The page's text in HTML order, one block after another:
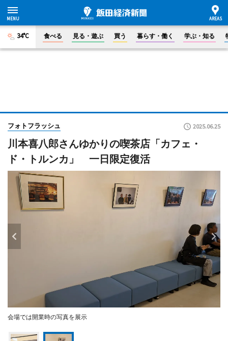
34°C 食べる 見る・遊ぶ 買う 暮らす・働く 学ぶ・知る
フォトフラッシュ 2025.06.25
川本喜八郎さんゆかりの喫茶店「カフェ・
ド・トルンカ」 一日限定復活
会場では開業時の写真を展示